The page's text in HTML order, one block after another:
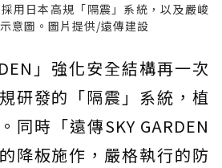
採用日本高規「隔震」系統，以及嚴峻
意圖。圖片提供/遠傳建設
」強化安全結構再一次
研發的「隔震」系統，植
同時「遠傳SKY GARDEN
降板施作，嚴格執行的防